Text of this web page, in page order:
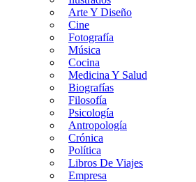
Arte Y Diseño
Cine
Fotografía
Música
Cocina
Medicina Y Salud
Biografías
Filosofía
Psicología
Antropología
Crónica
Política
Libros De Viajes
Empresa